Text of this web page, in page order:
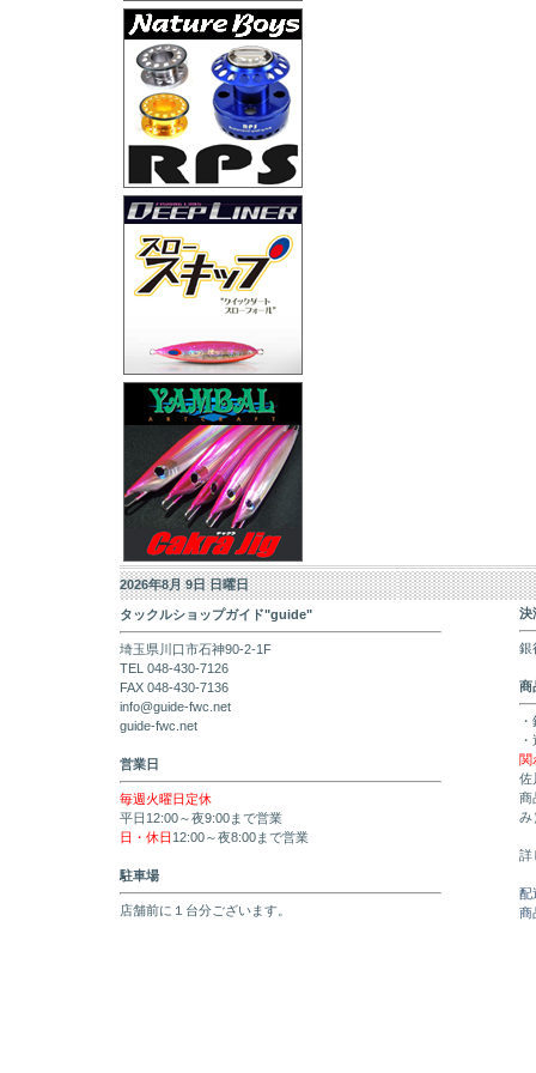
2026年8月 9日 日曜日
タックルショップガイド"guide"
埼玉県川口市石神90-2-1F
TEL 048-430-7126
FAX 048-430-7136
info@guide-fwc.net
guide-fwc.net
営業日
毎週火曜日定休
平日12:00～夜9:00まで営業
日・休日 12:00～夜8:00まで営業
駐車場
店舗前に１台分ございます。
決
銀
商
関
佐
商
み
詳
配
商